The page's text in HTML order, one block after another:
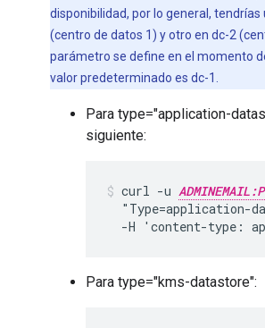
disponibilidad, por lo general, tendrías
(centro de datos 1) y otro en dc-2
parámetro se define en el momento
valor predeterminado es dc-1.
Para type="application-
siguiente:
curl -u
"Type=application-
-H 'content-type:
Para type="kms-datastore":